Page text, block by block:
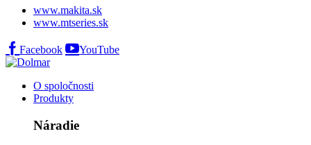
www.makita.sk
www.mtseries.sk
Facebook YouTube
O spoločnosti
Produkty
Náradie